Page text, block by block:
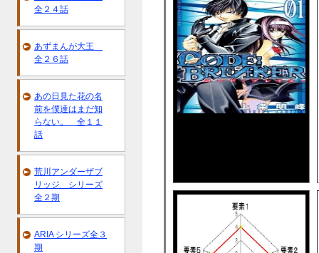
全２４話
あずまんが大王
全２６話
あの日見た花の名
前を僕達はまだ知
らない。 全１１
話
荒川アンダーザブ
リッジ シリーズ
全２期
ARIA シリーズ全３
期